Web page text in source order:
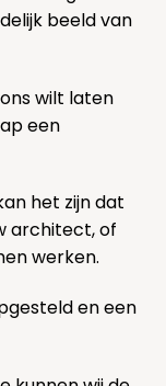
beeld van
wilt laten
een
het zijn dat
architect, of
werken.
en een